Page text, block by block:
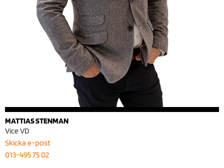
MATTIAS STENMAN
Vice VD
Skicka e-post
013-495 75 02